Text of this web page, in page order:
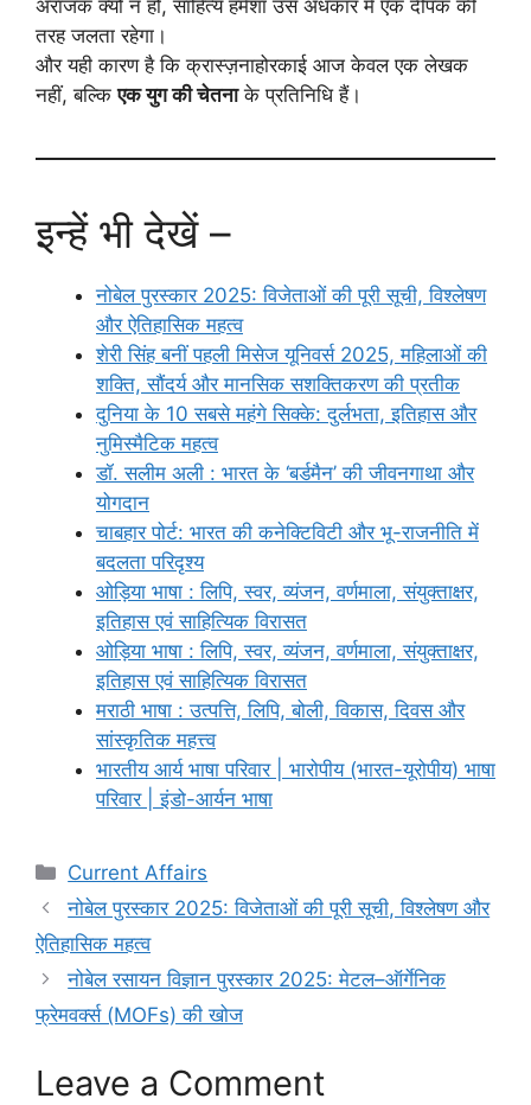
अराजक क्यों न हो, साहित्य हमेशा उस अंधकार में एक दीपक की
तरह जलता रहेगा।
और यही कारण है कि क्रास्ज़नाहोरकाई आज केवल एक लेखक
नहीं, बल्किएक युग की चेतनाके प्रतिनिधि हैं।
इन्हें भी देखें –
नोबेल पुरस्कार 2025: विजेताओं की पूरी सूची, विश्लेषण
और ऐतिहासिक महत्व
शेरी सिंह बनीं पहली मिसेज यूनिवर्स 2025, महिलाओं की
शक्ति, सौंदर्य और मानसिक सशक्तिकरण की प्रतीक
दुनिया के 10 सबसे महंगे सिक्के: दुर्लभता, इतिहास और
नुमिस्मैटिक महत्व
डॉ. सलीम अली : भारत के ‘बर्डमैन’ की जीवनगाथा और
योगदान
चाबहार पोर्ट: भारत की कनेक्टिविटी और भू-राजनीति में
बदलता परिदृश्य
ओड़िया भाषा : लिपि, स्वर, व्यंजन, वर्णमाला, संयुक्ताक्षर,
इतिहास एवं साहित्यिक विरासत
ओड़िया भाषा : लिपि, स्वर, व्यंजन, वर्णमाला, संयुक्ताक्षर,
इतिहास एवं साहित्यिक विरासत
मराठी भाषा : उत्पत्ति, लिपि, बोली, विकास, दिवस और
सांस्कृतिक महत्त्व
भारतीय आर्य भाषा परिवार | भारोपीय (भारत-यूरोपीय) भाषा
परिवार | इंडो-आर्यन भाषा
Categories
Current Affairs
नोबेल पुरस्कार 2025: विजेताओं की पूरी सूची, विश्लेषण और
ऐतिहासिक महत्व
नोबेल रसायन विज्ञान पुरस्कार 2025: मेटल–ऑर्गेनिक
फ्रेमवर्क्स (MOFs) की खोज
Leave a Comment